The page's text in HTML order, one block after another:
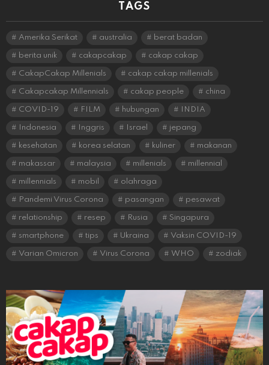
TAGS
Amerika Serikat australia berat badan
berita unik cakapcakap cakap cakap
CakapCakap Millenials cakap cakap millenials
Cakapcakap Millennials cakap people china
COVID-19 FILM hubungan INDIA
Indonesia Inggris Israel jepang
kesehatan korea selatan kuliner makanan
makassar malaysia millenials millennial
millennials mobil olahraga
Pandemi Virus Corona pasangan pesawat
relationship resep Rusia Singapura
smartphone tips Ukraina Vaksin COVID-19
Varian Omicron Virus Corona WHO zodiak